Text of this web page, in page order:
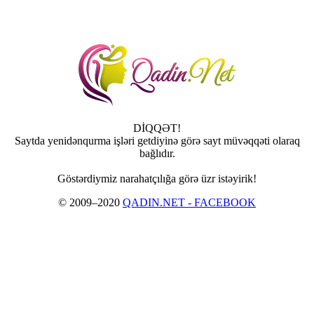
DİQQƏT!
Saytda yenidənqurma işləri getdiyinə görə sayt müvəqqəti olaraq
bağlıdır.
Göstərdiymiz narahatçılığa görə üzr istəyirik!
© 2009–2020 QADIN.NET - FACEBOOK